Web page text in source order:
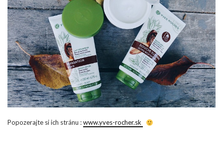
Popozerajte si ich stránu :www.yves-rocher.sk